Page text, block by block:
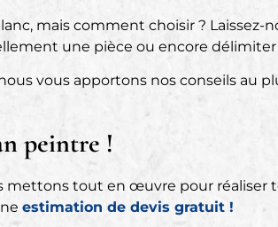
mais comment choisir ? Laissez-
une pièce ou encore
vous apportons nos conseils au
peintre !
mettons tout en œuvre pour réaliser
estimation de devis gratuit !